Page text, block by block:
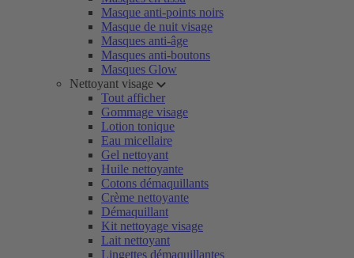
Masque anti-points noirs
Masque de nuit visage
Masques anti-âge
Masques anti-boutons
Masques Glow
Nettoyant visage
Tout afficher
Gommage visage
Lotion tonique
Eau micellaire
Gel nettoyant
Huile nettoyante
Cotons démaquillants
Crème nettoyante
Démaquillant
Kit nettoyage visage
Lait nettoyant
Lingettes démaquillantes